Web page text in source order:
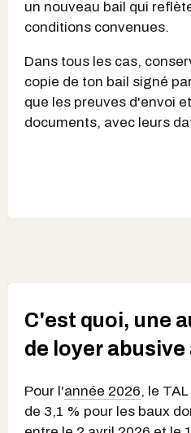
un nouveau bail qui
conditions convenues.
Dans tous les cas,
copie de ton bail signé
que les preuves d'envoi
documents, avec leurs
C'est quoi, une
de loyer abusive
Pour l'année 2026, le
de 3,1 % pour les baux